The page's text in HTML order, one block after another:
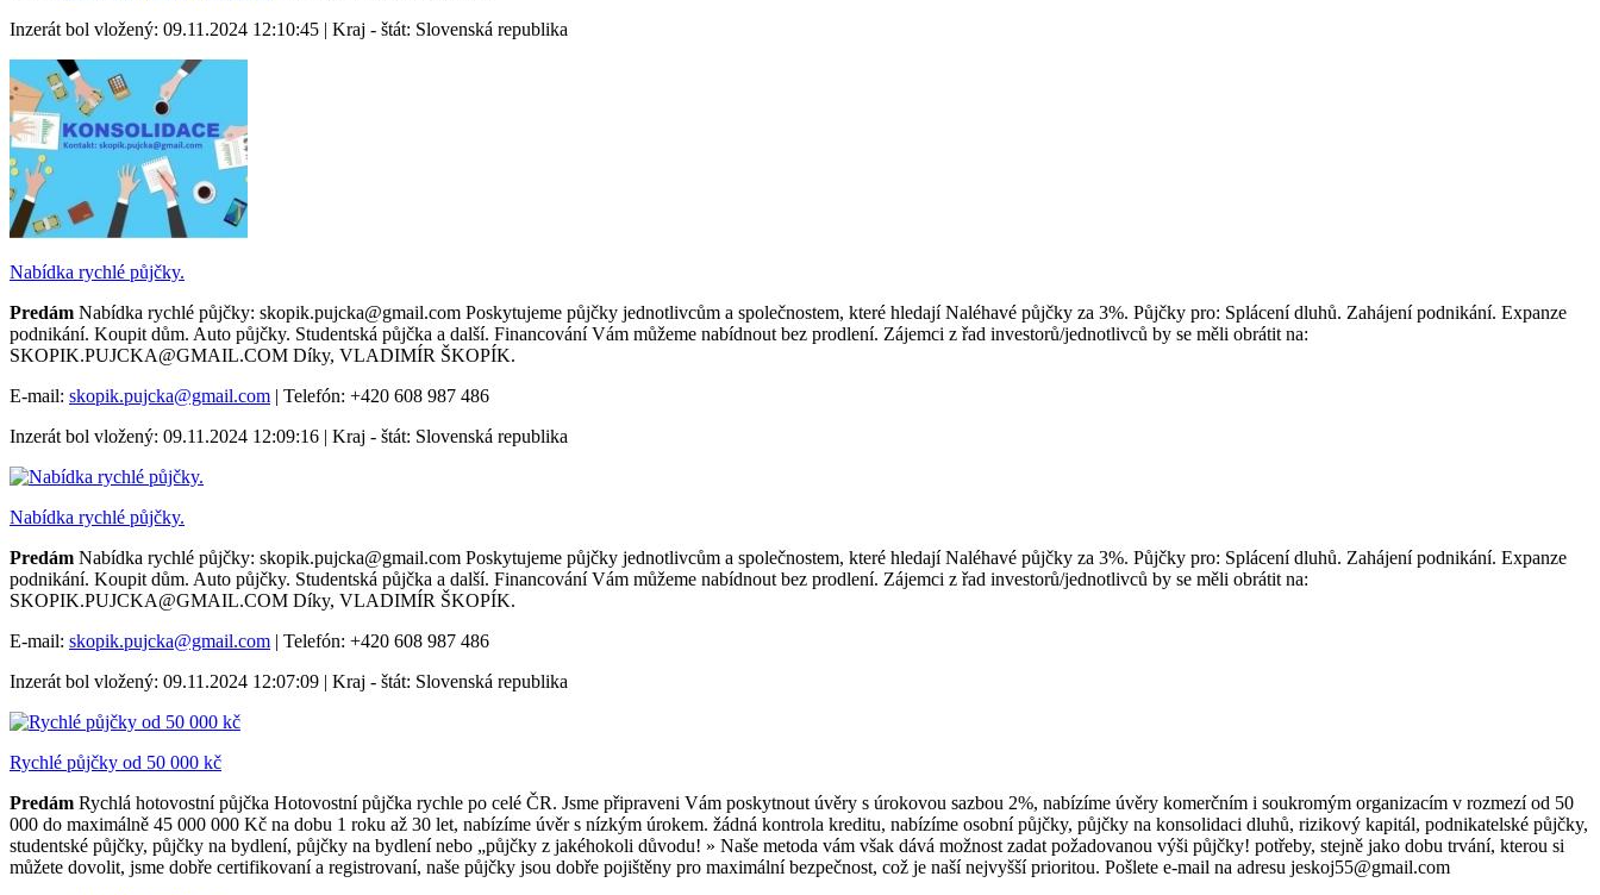
Inzerát bol vložený: 09.11.2024 12:10:45 | Kraj - štát: Slovenská republika
Nabídka rychlé půjčky.
Predám Nabídka rychlé půjčky: skopik.pujcka@gmail.com Poskytujeme půjčky jednotlivcům a společnostem, které hledají Naléhavé půjčky za 3%. Půjčky pro: Splácení dluhů. Zahájení podnikání. Expanze
podnikání. Koupit dům. Auto půjčky. Studentská půjčka a další. Financování Vám můžeme nabídnout bez prodlení. Zájemci z řad investorů/jednotlivců by se měli obrátit na:
SKOPIK.PUJCKA@GMAIL.COM Díky, VLADIMÍR ŠKOPÍK.
E-mail: skopik.pujcka@gmail.com | Telefón: +420 608 987 486
Inzerát bol vložený: 09.11.2024 12:09:16 | Kraj - štát: Slovenská republika
Nabídka rychlé půjčky.
Predám Nabídka rychlé půjčky: skopik.pujcka@gmail.com Poskytujeme půjčky jednotlivcům a společnostem, které hledají Naléhavé půjčky za 3%. Půjčky pro: Splácení dluhů. Zahájení podnikání. Expanze
podnikání. Koupit dům. Auto půjčky. Studentská půjčka a další. Financování Vám můžeme nabídnout bez prodlení. Zájemci z řad investorů/jednotlivců by se měli obrátit na:
SKOPIK.PUJCKA@GMAIL.COM Díky, VLADIMÍR ŠKOPÍK.
E-mail: skopik.pujcka@gmail.com | Telefón: +420 608 987 486
Inzerát bol vložený: 09.11.2024 12:07:09 | Kraj - štát: Slovenská republika
Rychlé půjčky od 50 000 kč
Predám Rychlá hotovostní půjčka Hotovostní půjčka rychle po celé ČR. Jsme připraveni Vám poskytnout úvěry s úrokovou sazbou 2%, nabízíme úvěry komerčním i soukromým organizacím v rozmezí od 50
000 do maximálně 45 000 000 Kč na dobu 1 roku až 30 let, nabízíme úvěr s nízkým úrokem. žádná kontrola kreditu, nabízíme osobní půjčky, půjčky na konsolidaci dluhů, rizikový kapitál, podnikatelské půjčky,
studentské půjčky, půjčky na bydlení, půjčky na bydlení nebo „půjčky z jakéhokoli důvodu! » Naše metoda vám však dává možnost zadat požadovanou výši půjčky! potřeby, stejně jako dobu trvání, kterou si
můžete dovolit, jsme dobře certifikovaní a registrovaní, naše půjčky jsou dobře pojištěny pro maximální bezpečnost, což je naší nejvyšší prioritou. Pošlete e-mail na adresu jeskoj55@gmail.com